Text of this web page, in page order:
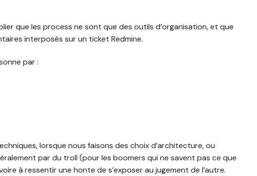
que les process ne sont que des outils d’organisation, et que
interposés sur un ticket Redmine.
par :
lorsque nous faisons des choix d’architecture, ou
par du troll (pour les boomers qui ne savent pas ce que
à ressentir une honte de s’exposer au jugement de l’autre.